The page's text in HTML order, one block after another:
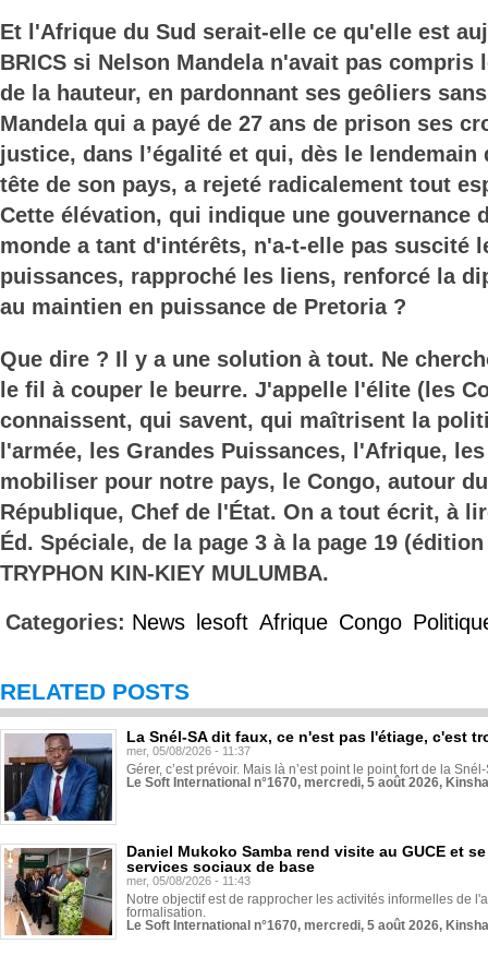
Et l'Afrique du Sud serait-elle ce qu'elle est
BRICS si Nelson Mandela n'avait pas compris
de la hauteur, en pardonnant ses geôliers
Mandela qui a payé de 27 ans de prison ses
justice, dans l’égalité et qui, dès le lendemain
tête de son pays, a rejeté radicalement tout
Cette élévation, qui indique une gouvernance
monde a tant d'intérêts, n'a-t-elle pas suscité
puissances, rapproché les liens, renforcé la
au maintien en puissance de Pretoria ?
Que dire ? Il y a une solution à tout. Ne
le fil à couper le beurre. J'appelle l'élite (les
connaissent, qui savent, qui maîtrisent la
l'armée, les Grandes Puissances, l'Afrique,
mobiliser pour notre pays, le Congo, autour
République, Chef de l'État. On a tout écrit, à
Éd. Spéciale, de la page 3 à la page 19
TRYPHON KIN-KIEY MULUMBA.
Categories: News lesoft Afrique Congo
RELATED POSTS
La Snél-SA dit faux, ce n'est pas l'étiage, c'est
mer, 05/08/2026 - 11:37
Gérer, c’est prévoir. Mais là n’est point le point fort de la
Le Soft International n°1670, mercredi, 5 août 2026,
Daniel Mukoko Samba rend visite au GUCE et
services sociaux de base
mer, 05/08/2026 - 11:43
Notre objectif est de rapprocher les activités informelles de
formalisation.
Le Soft International n°1670, mercredi, 5 août 2026,